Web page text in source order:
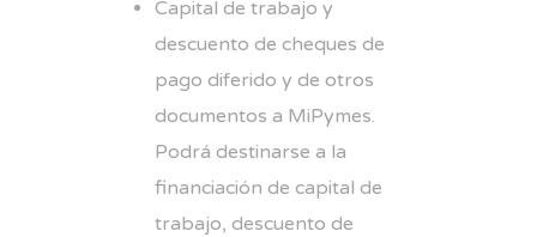
Capital de trabajo y
descuento de cheques de
pago diferido y de otros
documentos a MiPymes.
Podrá destinarse a la
financiación de capital de
trabajo, descuento de